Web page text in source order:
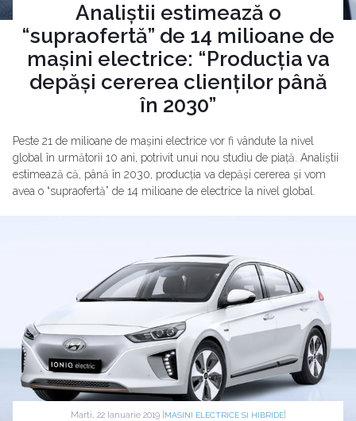
Analiștii estimează o
“supraofertă” de 14 milioane de
mașini electrice: “Producția va
depăși cererea clienților până
în 2030”
Peste 21 de milioane de mașini electrice vor fi vândute la nivel
global în următorii 10 ani, potrivit unui nou studiu de piață. Analiștii
estimează că, până în 2030, producția va depăși cererea și vom
avea o “supraofertă” de 14 milioane de electrice la nivel global.
Marti, 22 Ianuarie 2019 | MASINI ELECTRICE SI HIBRIDE|